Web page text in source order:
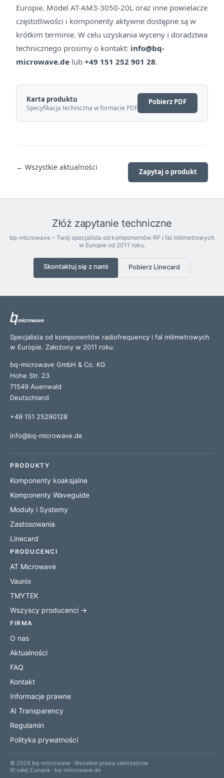
Europie. Model AT-AM3-3050-20L oraz inne powielacze
częstotliwości i komponenty aktywne dostępne są w
krótkim terminie. W celu uzyskania wyceny i doradztwa
technicznego prosimy o kontakt: info@bq-
microwave.de lub +49 151 252 901 28.
Karta produktu
Specyfikacja techniczna w formacie PDF
Pobierz PDF
← Wszystkie aktualności Zapytaj o produkt
Złóż zapytanie techniczne
bq-microwave – Twój specjalista od komponentów RF i fal milimetrowych
w Europie od 2011 roku.
Skontaktuj się z nami Pobierz Linecard
Specjalista od komponentów radiofrequency i fal milimetrowych
w Europie. Założony w 2011 roku.
bq-microwave GmbH & Co. KG
Hohe Str. 23
71549 Auenwald
Deutschland
+49 151 25290128
info@bq-microwave.de
PRODUKTY
Komponenty koaksjalne
Komponenty Waveguide
Moduły i Systemy
Zastosowania
Linecard
PRODUCENCI
AT Microwave
Vaunix
TMYTEK
Wszyscy producenci →
FIRMA
O nas
Aktualności
FAQ
Kontakt
Informacje prawne
AI Transparency
Regulamin
Polityka prywatności
© 2026 bq-microwave · Wszelkie prawa zastrzeżone
W całej Europie · bq-microwave.de